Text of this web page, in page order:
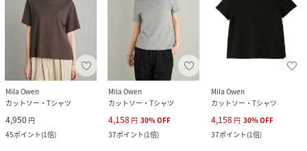
Mila Owen
カットソー・Tシャツ
4,950 円
45ポイント(1倍)
Mila Owen
カットソー・Tシャツ
4,158 円 30%OFF
37ポイント(1倍)
Mila Owen
カットソー・Tシャツ
4,158 円 30%OFF
37ポイント(1倍)